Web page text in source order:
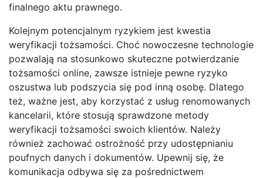
finalnego aktu prawnego.
Kolejnym potencjalnym ryzykiem jest kwestia
weryfikacji tożsamości. Choć nowoczesne technologie
pozwalają na stosunkowo skuteczne potwierdzanie
tożsamości online, zawsze istnieje pewne ryzyko
oszustwa lub podszycia się pod inną osobę. Dlatego
też, ważne jest, aby korzystać z usług renomowanych
kancelarii, które stosują sprawdzone metody
weryfikacji tożsamości swoich klientów. Należy
również zachować ostrożność przy udostępnianiu
poufnych danych i dokumentów. Upewnij się, że
komunikacja odbywa się za pośrednictwem